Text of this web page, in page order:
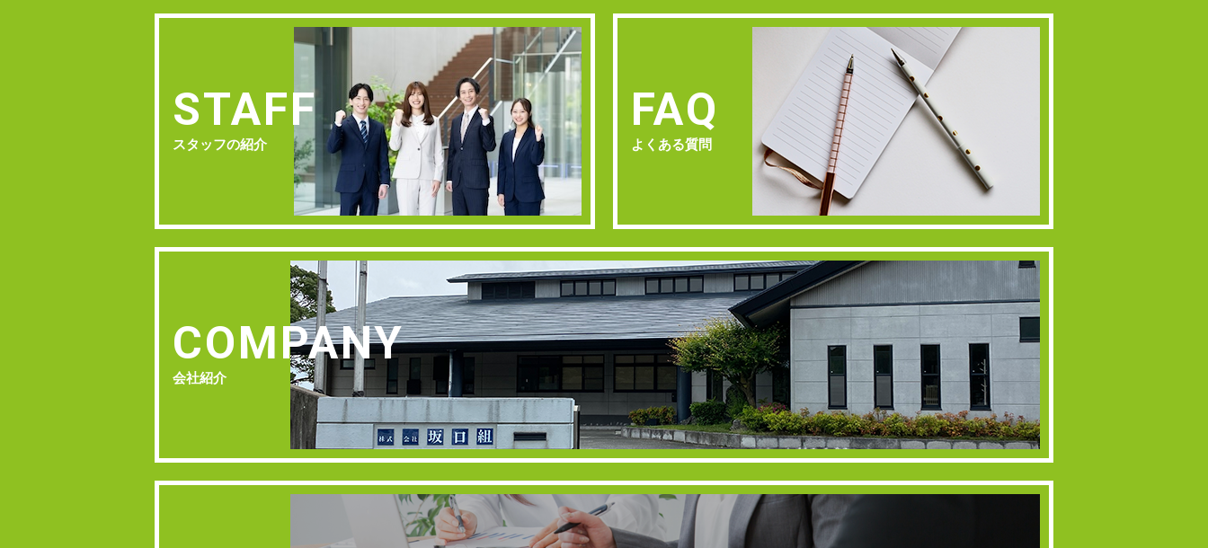
STAFF
スタッフの紹介
FAQ
よくある質問
COMPANY
会社紹介